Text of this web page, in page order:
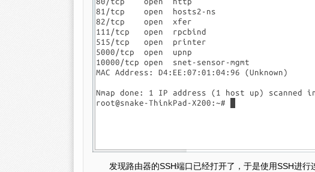
发现路由器的SSH端口已经打开了，于是使用SSH进